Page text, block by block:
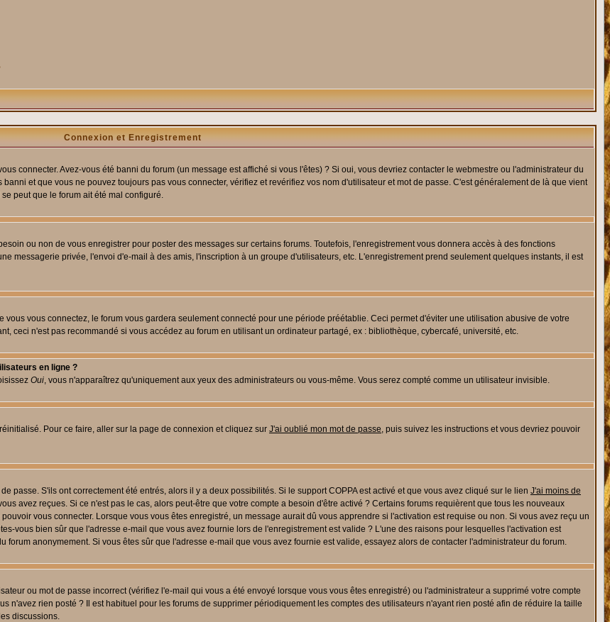
Connexion et Enregistrement
connecter. Avez-vous été banni du forum (un message est affiché si vous l'êtes) ? Si oui, vous devriez contacter le webmestre ou l'administrateur du
et que vous ne pouvez toujours pas vous connecter, vérifiez et revérifiez vos nom d'utilisateur et mot de passe. C'est généralement de là que vient
peut que le forum ait été mal configuré.
ou non de vous enregistrer pour poster des messages sur certains forums. Toutefois, l'enregistrement vous donnera accès à des fonctions
messagerie privée, l'envoi d'e-mail à des amis, l'inscription à un groupe d'utilisateurs, etc. L'enregistrement prend seulement quelques instants, il est
vous vous connectez, le forum vous gardera seulement connecté pour une période préétablie. Ceci permet d'éviter une utilisation abusive de votre
ceci n'est pas recommandé si vous accédez au forum en utilisant un ordinateur partagé, ex : bibliothèque, cybercafé, université, etc.
en ligne ?
Oui, vous n'apparaîtrez qu'uniquement aux yeux des administrateurs ou vous-même. Vous serez compté comme un utilisateur invisible.
Pour ce faire, aller sur la page de connexion et cliquez sur J'ai oublié mon mot de passe, puis suivez les instructions et vous devriez pouvoir
passe. S'ils ont correctement été entrés, alors il y a deux possibilités. Si le support COPPA est activé et que vous avez cliqué sur le lien J'ai moins de
avez reçues. Si ce n'est pas le cas, alors peut-être que votre compte a besoin d'être activé ? Certains forums requièrent que tous les nouveaux
vous connecter. Lorsque vous vous êtes enregistré, un message aurait dû vous apprendre si l'activation est requise ou non. Si vous avez reçu un
vous bien sûr que l'adresse e-mail que vous avez fournie lors de l'enregistrement est valide ? L'une des raisons pour lesquelles l'activation est
anonymement. Si vous êtes sûr que l'adresse e-mail que vous avez fournie est valide, essayez alors de contacter l'administrateur du forum.
ou mot de passe incorrect (vérifiez l'e-mail qui vous a été envoyé lorsque vous vous êtes enregistré) ou l'administrateur a supprimé votre compte
n'avez rien posté ? Il est habituel pour les forums de supprimer périodiquement les comptes des utilisateurs n'ayant rien posté afin de réduire la taille
discussions.